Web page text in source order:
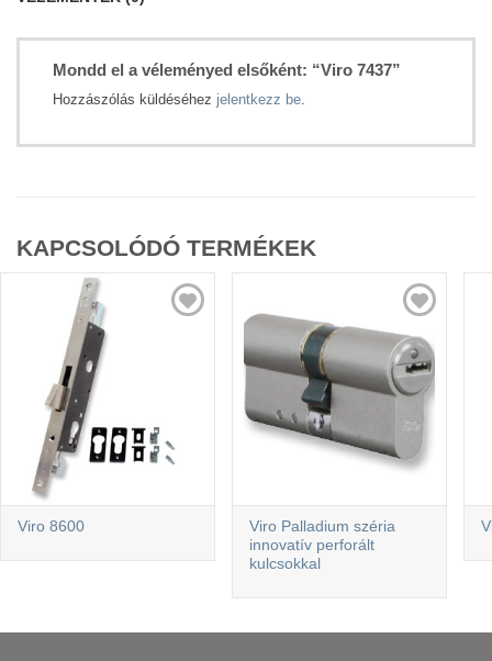
Mondd el a véleményed elsőként: “Viro 7437”
Hozzászólás küldéséhez jelentkezz be
KAPCSOLÓDÓ TERMÉKEK
Viro 8600
Viro Palladium széria
innovatív perforált
kulcsokkal